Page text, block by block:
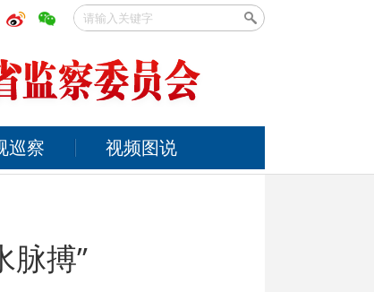
巡察 视频图说
脉搏”